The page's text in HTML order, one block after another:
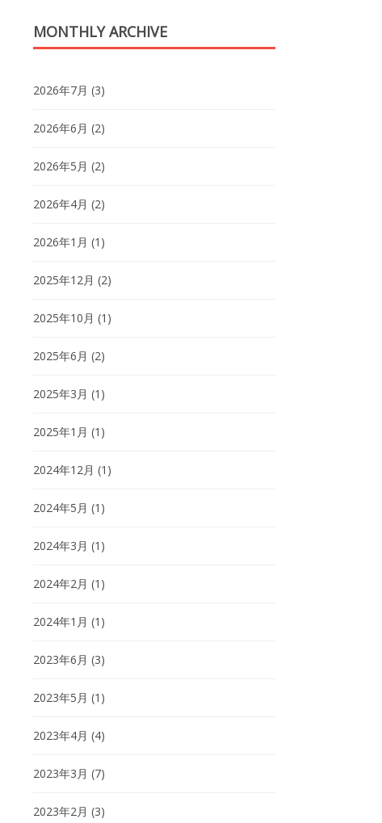
MONTHLY ARCHIVE
2026年7月 (3)
2026年6月 (2)
2026年5月 (2)
2026年4月 (2)
2026年1月 (1)
2025年12月 (2)
2025年10月 (1)
2025年6月 (2)
2025年3月 (1)
2025年1月 (1)
2024年12月 (1)
2024年5月 (1)
2024年3月 (1)
2024年2月 (1)
2024年1月 (1)
2023年6月 (3)
2023年5月 (1)
2023年4月 (4)
2023年3月 (7)
2023年2月 (3)